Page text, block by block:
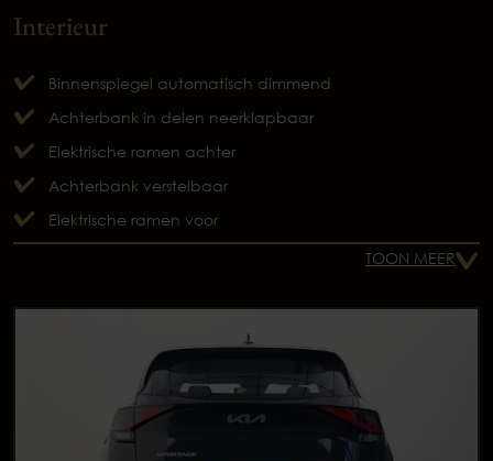
Interieur
Binnenspiegel automatisch dimmend
Achterbank in delen neerklapbaar
Elektrische ramen achter
Achterbank verstelbaar
Elektrische ramen voor
TOON MEER